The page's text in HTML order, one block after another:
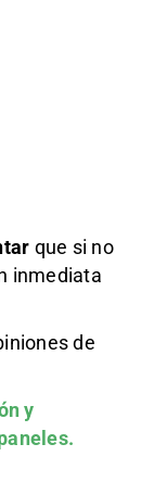
que si no
inmediata
de
y